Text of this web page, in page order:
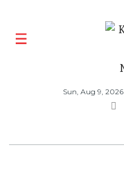
Sun, Aug 9, 2026